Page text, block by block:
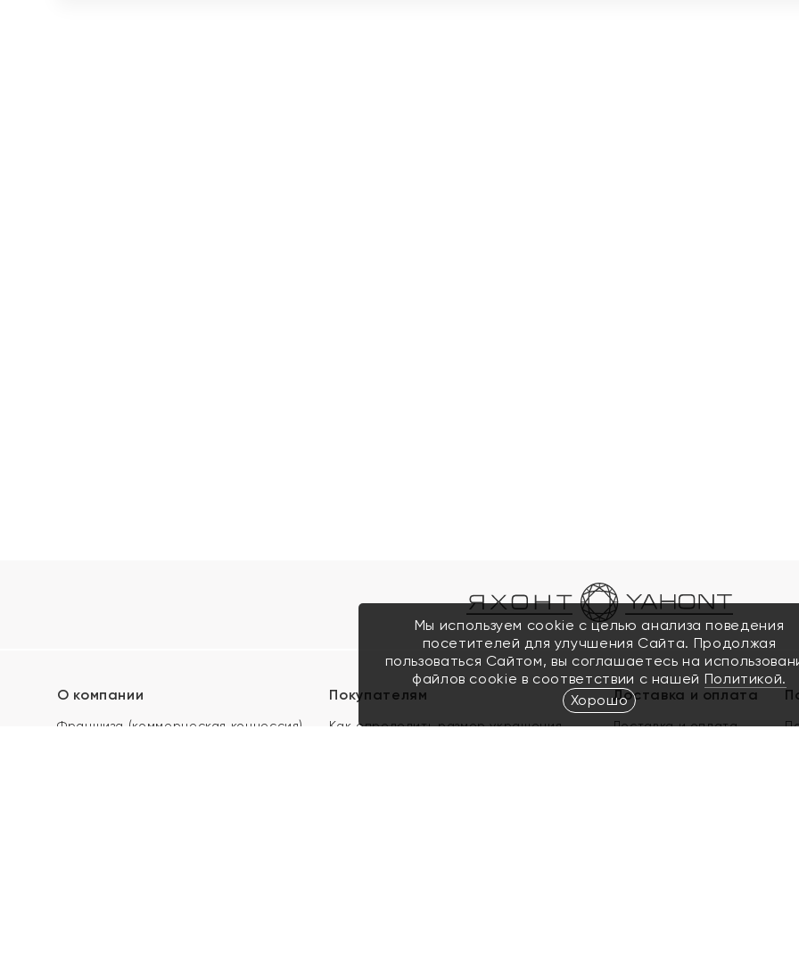
О компании
Франшиза (коммерческая концессия)
Покупателям
Как определить размер украшения
Доставка и оплата
Доставка и оплата
Мы используем cookie с целью анализа поведения
посетителей для улучшения Сайта. Продолжая
пользоваться Сайтом, вы соглашаетесь на
файлов cookie в соответствии с нашей Политикой.
Хорошо